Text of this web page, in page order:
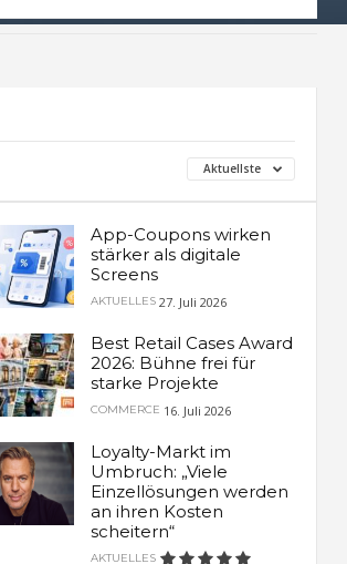
Aktuellste
App-Coupons wirken
stärker als digitale
Screens
AKTUELLES 27. Juli 2026
Best Retail Cases Award
2026: Bühne frei für
starke Projekte
COMMERCE 16. Juli 2026
Loyalty-Markt im
Umbruch: „Viele
Einzellösungen werden
an ihren Kosten
scheitern“
AKTUELLES